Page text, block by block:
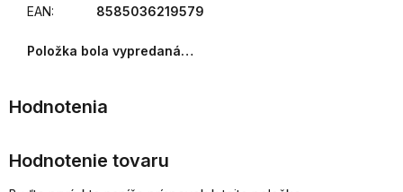
EAN: 8585036219579
Položka bola vypredaná…
Hodnotenie tovaru